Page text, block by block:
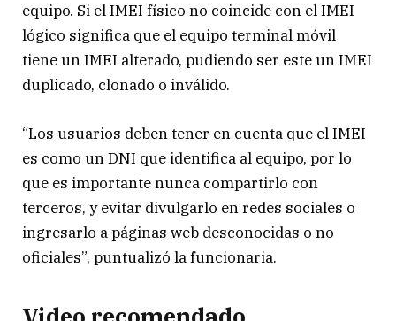
equipo. Si el IMEI físico no coincide con el IMEI
lógico significa que el equipo terminal móvil
tiene un IMEI alterado, pudiendo ser este un IMEI
duplicado, clonado o inválido.
“Los usuarios deben tener en cuenta que el IMEI
es como un DNI que identifica al equipo, por lo
que es importante nunca compartirlo con
terceros, y evitar divulgarlo en redes sociales o
ingresarlo a páginas web desconocidas o no
oficiales”, puntualizó la funcionaria.